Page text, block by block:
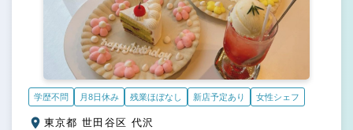
学歴不問 月8日休み 残業ほぼなし 新店予定あり 女性シェフ
東京都 世田谷区 代沢